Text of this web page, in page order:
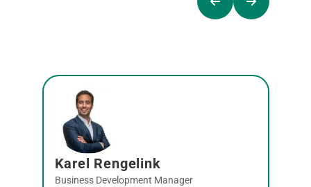
Karel Rengelink
Business Development Manager